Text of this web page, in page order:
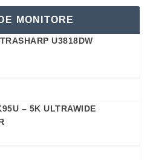
MONITORE
U3818DW
– 5K ULTRAWIDE